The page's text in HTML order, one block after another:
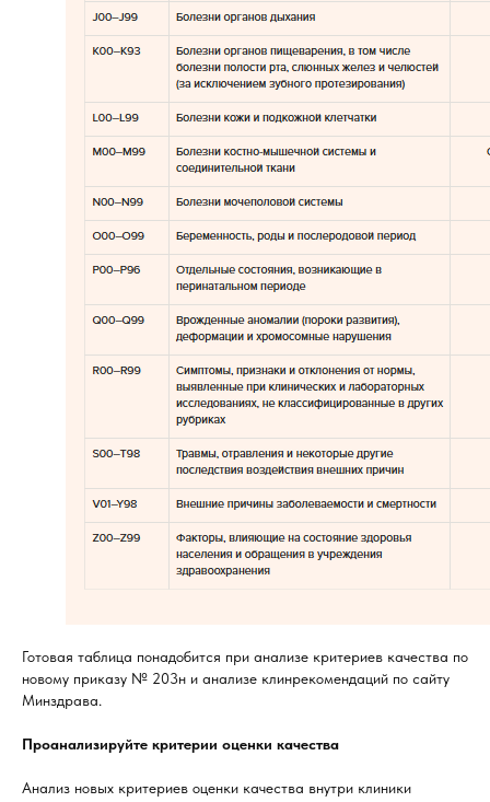
Готовая таблица понадобится при анализе критериев качества по
новому приказу № 203н и анализе клинрекомендаций по сайту
Минздрава.
Проанализируйте критерии оценки качества
Анализ новых критериев оценки качества внутри клиники